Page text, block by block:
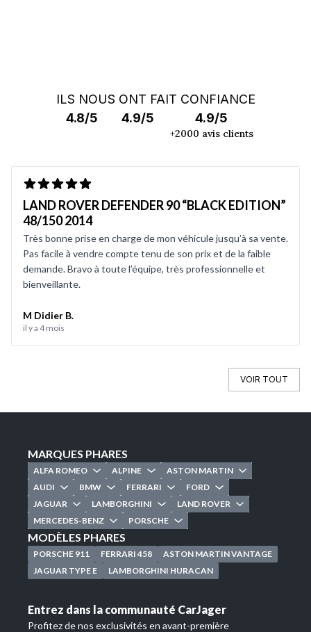
ILS NOUS ONT FAIT CONFIANCE
4.8/5
4.9/5 4.9/5
+2000 avis clients
LAND ROVER DEFENDER 90 “BLACK EDITION”
48/150 2014
Très bonne prise en charge de mon véhicule jusqu’à sa vente.
Pas facile à vendre compte tenu de son prix et de la faible
demande. Bravo à toute l’équipe, très professionnelle et
bienveillante.
M Didier B.
il y a 4 mois
VOIR TOUT
MARQUES PHARES
ALFA ROMEO ALPINE
ASTON MARTIN
AUDI
BMW FERRARI
FORD
JAGUAR
LAMBORGHINI
LAND ROVER
MERCEDES-BENZ
PORSCHE
MODÈLES PHARES
PORSCHE 911 FERRARI 458
ASTON MARTIN VANTAGE
JAGUAR TYPE E
LAMBORGHINI HURACAN
Entrez dans la communauté CarJager
Profitez de nos exclusivités en avant-première